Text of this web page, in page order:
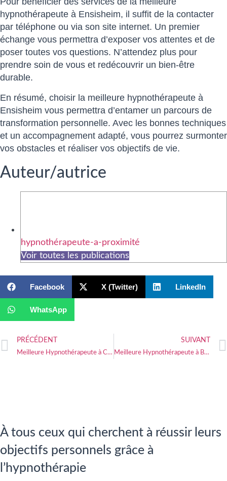
hypnothérapeute à Ensisheim, il suffit de la contacter
par téléphone ou via son site internet. Un premier
échange vous permettra d’exposer vos attentes et de
poser toutes vos questions. N’attendez plus pour
prendre soin de vous et redécouvrir un bien-être
durable.
En résumé, choisir la meilleure hypnothérapeute à
Ensisheim vous permettra d’entamer un parcours de
transformation personnelle. Avec les bonnes techniques
et un accompagnement adapté, vous pourrez surmonter
vos obstacles et réaliser vos objectifs de vie.
Auteur/autrice
hypnothérapeute-a-proximité
Voir toutes les publications
Facebook X (Twitter) LinkedIn
WhatsApp
PRÉCÉDENT
Meilleure Hypnothérapeute à Colmar
SUIVANT
Meilleure Hypnothérapeute à Bruyères
À tous ceux qui cherchent à réussir leurs
objectifs personnels grâce à
l’hypnothérapie